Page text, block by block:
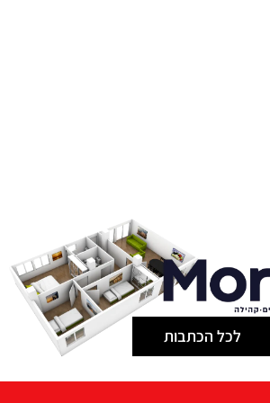
לכל הכתבות